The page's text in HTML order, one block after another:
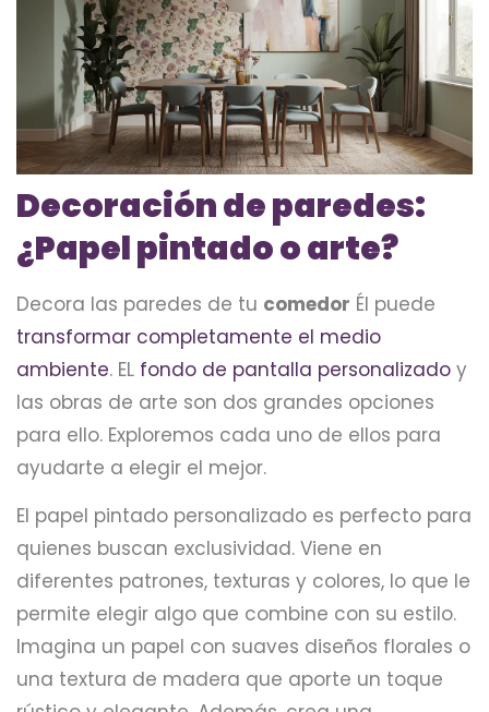
Decoración de paredes:
¿Papel pintado o arte?
Decora las paredes de tu comedor Él puede
transformar completamente el medio
ambiente. EL fondo de pantalla personalizado y
las obras de arte son dos grandes opciones
para ello. Exploremos cada uno de ellos para
ayudarte a elegir el mejor.
El papel pintado personalizado es perfecto para
quienes buscan exclusividad. Viene en
diferentes patrones, texturas y colores, lo que le
permite elegir algo que combine con su estilo.
Imagina un papel con suaves diseños florales o
una textura de madera que aporte un toque